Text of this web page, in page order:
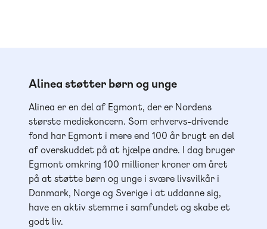
Alinea støtter børn og unge
Alinea er en del af Egmont, der er Nordens
største mediekoncern. Som erhvervs-drivende
fond har Egmont i mere end 100 år brugt en del
af overskuddet på at hjælpe andre. I dag bruger
Egmont omkring 100 millioner kroner om året
på at støtte børn og unge i svære livsvilkår i
Danmark, Norge og Sverige i at uddanne sig,
have en aktiv stemme i samfundet og skabe et
godt liv.